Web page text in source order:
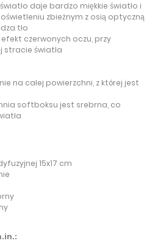
daje bardzo miękkie światło i
zbieżnym z osią optyczną
tło
czerwonych oczu, przy
stracie światła
na całej powierzchni, z której jest
softboksu jest srebrna, co
15x17 cm